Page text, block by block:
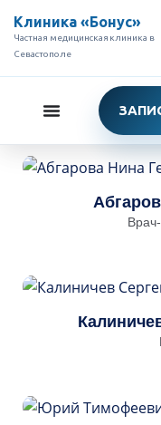
Клиника «Бонус»
Частная медицинская клиника в
Севастополе